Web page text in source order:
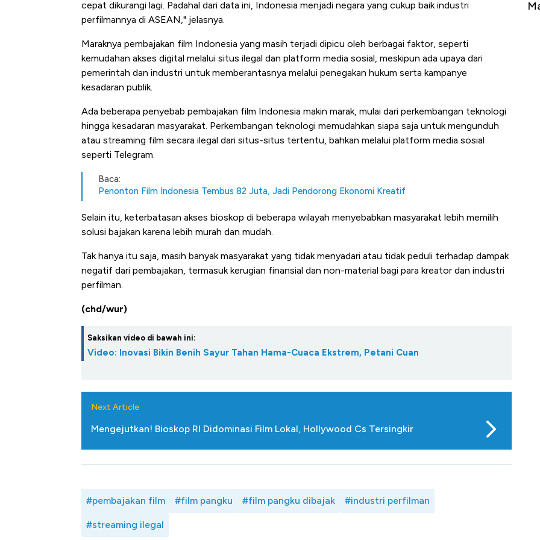
cepat dikurangi lagi. Padahal dari data ini, Indonesia menjadi negara yang cukup baik industri
perfilmannya di ASEAN," jelasnya.
Maraknya pembajakan film Indonesia yang masih terjadi dipicu oleh berbagai faktor, seperti
kemudahan akses digital melalui situs ilegal dan platform media sosial, meskipun ada upaya dari
pemerintah dan industri untuk memberantasnya melalui penegakan hukum serta kampanye
kesadaran publik.
Ada beberapa penyebab pembajakan film Indonesia makin marak, mulai dari perkembangan teknologi
hingga kesadaran masyarakat. Perkembangan teknologi memudahkan siapa saja untuk mengunduh
atau streaming film secara ilegal dari situs-situs tertentu, bahkan melalui platform media sosial
seperti Telegram.
Baca:
Penonton Film Indonesia Tembus 82 Juta, Jadi Pendorong Ekonomi Kreatif
Selain itu, keterbatasan akses bioskop di beberapa wilayah menyebabkan masyarakat lebih memilih
solusi bajakan karena lebih murah dan mudah.
Tak hanya itu saja, masih banyak masyarakat yang tidak menyadari atau tidak peduli terhadap dampak
negatif dari pembajakan, termasuk kerugian finansial dan non-material bagi para kreator dan industri
perfilman.
(chd/wur)
Saksikan video di bawah ini:
Video: Inovasi Bikin Benih Sayur Tahan Hama-Cuaca Ekstrem, Petani Cuan
Next Article
Mengejutkan! Bioskop RI Didominasi Film Lokal, Hollywood Cs Tersingkir
#pembajakan film #film pangku #film pangku dibajak #industri perfilman
#streaming ilegal
Tembaga Terbang ke Zona Berbahaya
Mana yang Cuannya Paling Menyala?